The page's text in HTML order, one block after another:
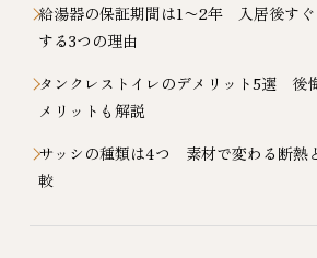
給湯器の保証期間は1〜2年 入居後すぐ
する3つの理由
タンクレストイレのデメリット5選 後
メリットも解説
サッシの種類は4つ 素材で変わる断熱
較